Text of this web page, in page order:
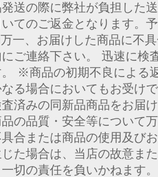
送の際に弊社が負担した
てのご返金となります。
一、お届けした商品に不
ご連絡下さい。 迅速に検
。 ※商品の初期不良による
る場合においてもお受け
済みの同新品商品をお届
の品質・安全等について
合または商品の使用及び
た場合は、当店の故意ま
切の責任を負いかねます